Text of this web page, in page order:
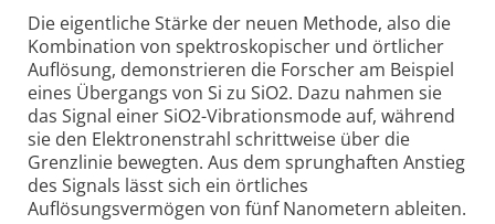
Die eigentliche Stärke der neuen Methode, also die
Kombination von spektroskopischer und örtlicher
Auflösung, demonstrieren die Forscher am Beispiel
eines Übergangs von Si zu SiO2. Dazu nahmen sie
das Signal einer SiO2-Vibrationsmode auf, während
sie den Elektronenstrahl schrittweise über die
Grenzlinie bewegten. Aus dem sprunghaften Anstieg
des Signals lässt sich ein örtliches
Auflösungsvermögen von fünf Nanometern ableiten.